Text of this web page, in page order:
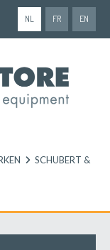
NL FR EN
SCHUBERT &